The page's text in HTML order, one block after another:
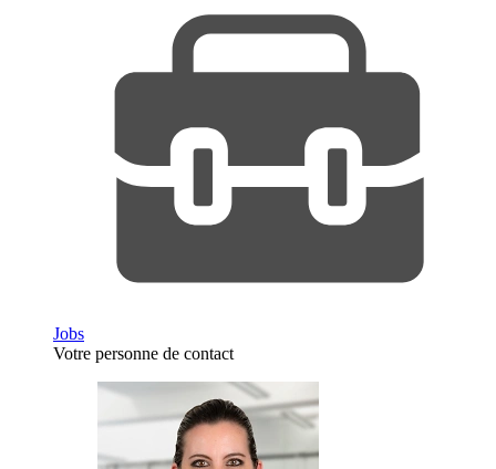
Jobs
Votre personne de contact